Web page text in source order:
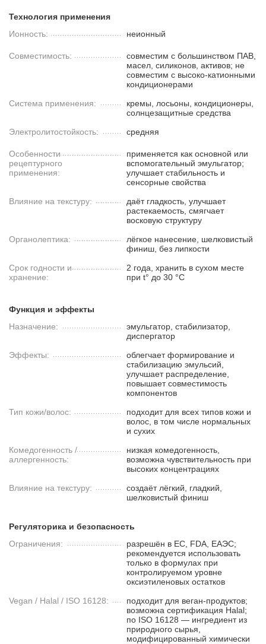
Технология применения
Ионность:
неионный
Совместимость:
совместим с большинством ПАВ,
масел, силиконов, активов; не
совместим с высоко-катионными
кондиционерами
Система применения:
кремы, лосьоны, кондиционеры,
солнцезащитные средства
Электролитостойкость:
средняя
Особенности
рецептурного
применения:
применяется как основной или
вспомогательный эмульгатор;
улучшает стабильность и
сенсорные свойства
Влияние на текстуру:
даёт гладкость, улучшает
растекаемость, смягчает
восковую структуру
Органолептика:
лёгкое нанесение, шелковистый
финиш, без липкости
Срок годности и
хранение:
2 года, хранить в сухом месте
при t° до 30 °C
Функция и эффекты
Назначение:
эмульгатор, стабилизатор,
диспергатор
Эффекты:
облегчает формирование и
стабилизацию эмульсий,
улучшает распределение,
повышает совместимость
компонентов
Тип кожи/волос:
подходит для всех типов кожи и
волос, в том числе нормальных
и сухих
Комедогенность /
аллергенность:
низкая комедогенность,
возможна чувствительность при
высоких концентрациях
Влияние на текстуру:
создаёт лёгкий, гладкий,
шелковистый финиш
Регуляторика и безопасность
Ограничения:
разрешён в ЕС, FDA, ЕАЭС;
рекомендуется использовать
только в формулах при
контролируемом уровне
оксиэтиленовых остатков
Vegan / Halal / ISO 16128:
подходит для веган-продуктов;
возможна сертификация Halal;
по ISO 16128 — ингредиент из
природного сырья,
модифицированный химически